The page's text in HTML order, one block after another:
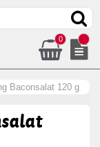
0
Baconsalat 120 g